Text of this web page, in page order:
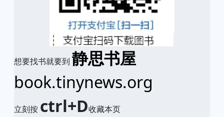
想要找书就要到 静思书屋
book.tinynews.org
立刻按 ctrl+D收藏本页